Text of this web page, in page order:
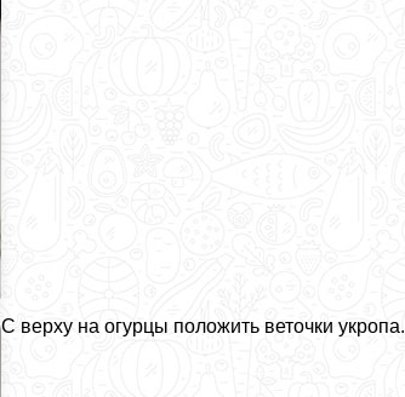
С верху на огурцы положить веточки укропа.